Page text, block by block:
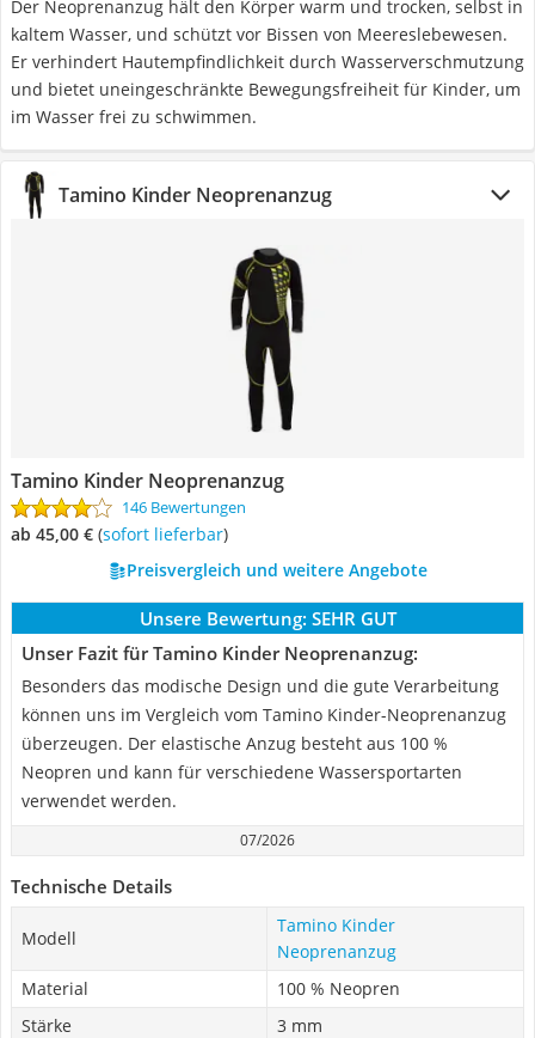
Der Neoprenanzug hält den Körper warm und trocken, selbst in
kaltem Wasser, und schützt vor Bissen von Meereslebewesen.
Er verhindert Hautempfindlichkeit durch Wasserverschmutzung
und bietet uneingeschränkte Bewegungsfreiheit für Kinder, um
im Wasser frei zu schwimmen.
Tamino Kinder Neoprenanzug
Tamino Kinder Neoprenanzug
146 Bewertungen
ab 45,00 € ( Sofort lieferbar)
Preisvergleich und weitere Angebote
Unsere Bewertung: SEHR GUT
Unser Fazit für Tamino Kinder Neoprenanzug:
Besonders das modische Design und die gute Verarbeitung
können uns im Vergleich vom Tamino Kinder-Neoprenanzug
überzeugen. Der elastische Anzug besteht aus 100 %
Neopren und kann für verschiedene Wassersportarten
verwendet werden.
07/2026
Technische Details
Modell
Tamino Kinder
Neoprenanzug
Material
100 % Neopren
Stärke
3 mm